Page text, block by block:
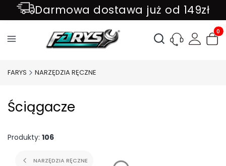
Darmowa dostawa już od 149zł
ZAPISZ SIĘ DO NEWSLETTER !!!
Otwórz
FARYS NARZĘDZIA RĘCZNE
Ściągacze
Produkty: 106
NARZĘDZIA RĘCZNE